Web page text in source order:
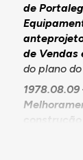
de
de Vendas
do plano
elaborado